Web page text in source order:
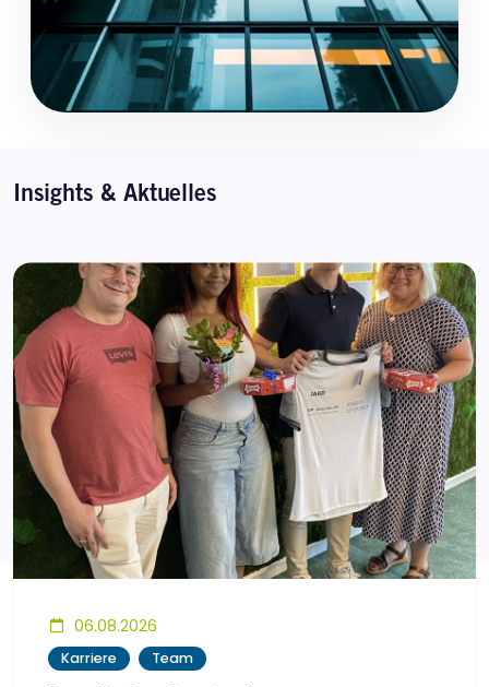
Insights & Aktuelles
06.08.2026
Karriere Team